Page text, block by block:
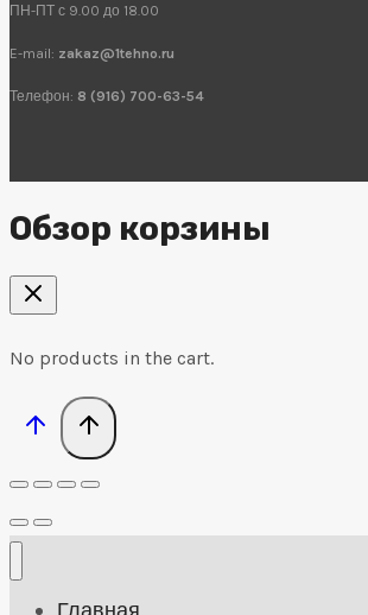
ПН-ПТ с 9.00 до 18.00
E-mail: zakaz@1tehno.ru
Телефон: 8 (916) 700-63-54
Обзор корзины
No products in the cart.